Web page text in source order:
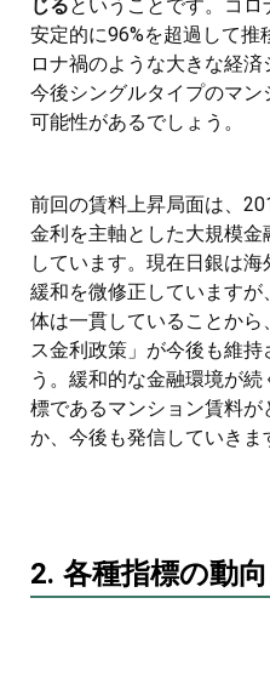
じるということです。コ
安定的に96%を超過して推
ロナ禍のような大きな経済
今後シングルタイプのマ
可能性があるでしょう。
前回の賃料上昇局面は、
金利を主軸とした大規模
しています。現在日銀は
緩和を微修正しています
体は一貫していることか
ス金利政策」が今後も維
う。緩和的な金融環境が
標であるマンション賃料が
か、今後も発信していきま
2. 各種指標の動向